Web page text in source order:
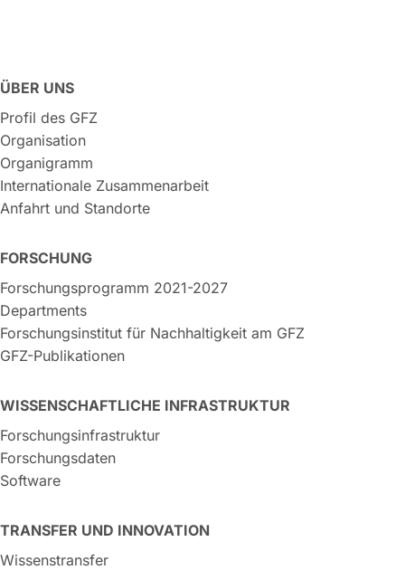
ÜBER UNS
Profil des GFZ
Organisation
Organigramm
Internationale Zusammenarbeit
Anfahrt und Standorte
FORSCHUNG
Forschungsprogramm 2021-2027
Departments
Forschungsinstitut für Nachhaltigkeit am GFZ
GFZ-Publikationen
WISSENSCHAFTLICHE INFRASTRUKTUR
Forschungsinfrastruktur
Forschungsdaten
Software
TRANSFER UND INNOVATION
Wissenstransfer